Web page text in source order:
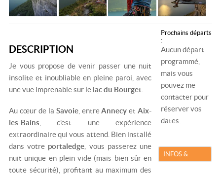
DESCRIPTION
Je vous propose de venir passer une nuit
insolite et inoubliable en pleine paroi, avec
une vue imprenable sur le lac du Bourget.
Au cœur de la Savoie, entreAnnecyet Aix-
les-Bains , c'est une expérience
extraordinaire qui vous attend. Bien installé
dans votre portaledge , vous passerez une
nuit unique en plein vide (mais bien sûr en
toute sécurité), profitant au maximum des
Prochains départs
:
Aucun départ
programmé,
mais vous
pouvez me
contacter pour
réserver vos
dates.
INFOS &